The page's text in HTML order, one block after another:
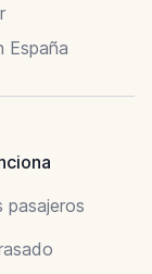
España
pasajeros